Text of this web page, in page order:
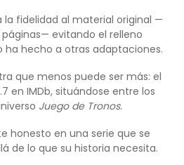
la fidelidad al material original —
evitando el relleno
hecho a otras adaptaciones.
que menos puede ser más: el
en IMDb, situándose entre los
Juego de Tronos.
honesto en una serie que se
de lo que su historia necesita.